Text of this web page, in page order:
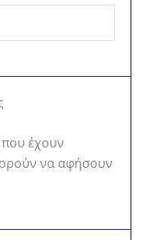
έχουν
να αφήσουν